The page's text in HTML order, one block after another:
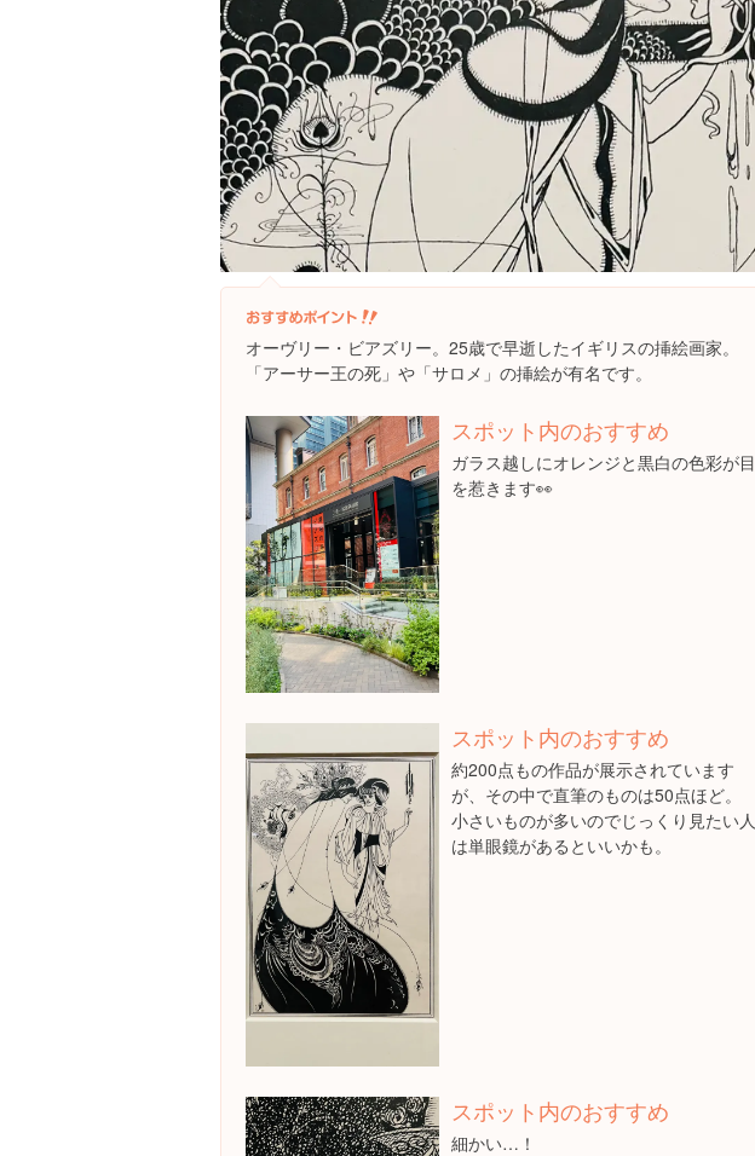
オーヴリー・ビアズリー。25歳で早逝したイギリスの挿絵画家。
「アーサー王の死」や「サロメ」の挿絵が有名です。
スポット内のおすすめ
ガラス越しにオレンジと黒白の色彩が目
を惹きます👀
スポット内のおすすめ
約200点もの作品が展示されています
が、その中で直筆のものは50点ほど。
小さいものが多いのでじっくり見たい人
は単眼鏡があるといいかも。
スポット内のおすすめ
細かい…！